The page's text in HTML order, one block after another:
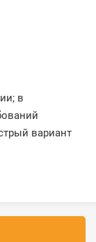
в
вариант